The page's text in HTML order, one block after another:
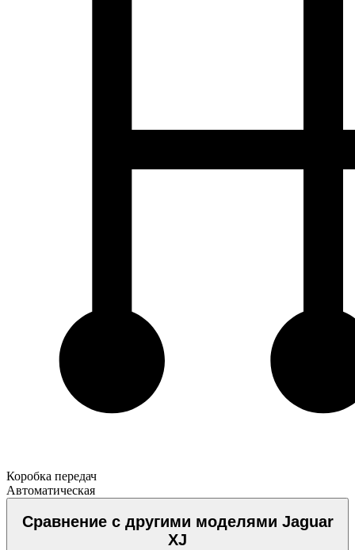
Коробка передач
Автоматическая
Сравнение с другими моделями Jaguar
XJ